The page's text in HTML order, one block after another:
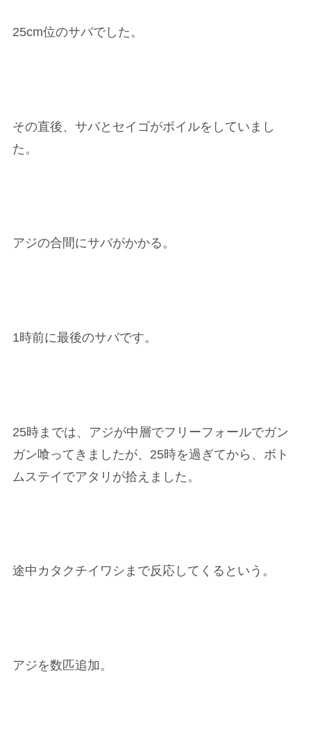
25cm位のサバでした。
その直後、サバとセイゴがボイルをしていまし
た。
アジの合間にサバがかかる。
1時前に最後のサバです。
25時までは、アジが中層でフリーフォールでガン
ガン喰ってきましたが、25時を過ぎてから、ボト
ムステイでアタリが拾えました。
途中カタクチイワシまで反応してくるという。
アジを数匹追加。